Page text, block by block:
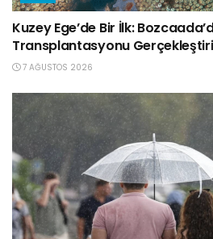
Kuzey Ege’de Bir İlk:
Transplantasyonu
7 AĞUSTOS 2026